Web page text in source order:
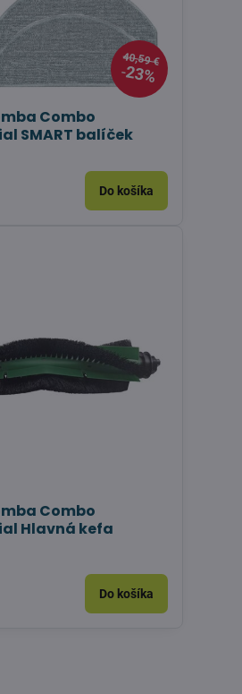
40,59 €
23%
Combo
SMART balíček
Do košíka
Combo
Hlavná kefa
Do košíka